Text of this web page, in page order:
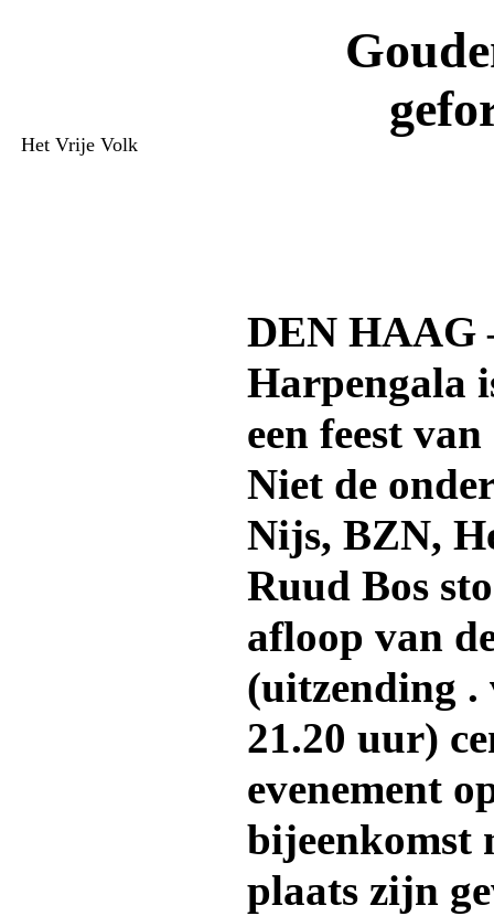
Het Vrije Volk
DEN HAAG
Harpengala
een feest
Niet de
Nijs, BZN,
Ruud Bos
afloop van
(uitzending .
21.20 uur)
evenement
bijeenkomst
plaats zijn